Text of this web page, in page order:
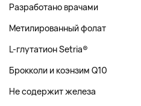
Разработано врачами
Метилированный фолат
L-глутатион Setria®
Брокколи и коэнзим Q10
Не содержит железа